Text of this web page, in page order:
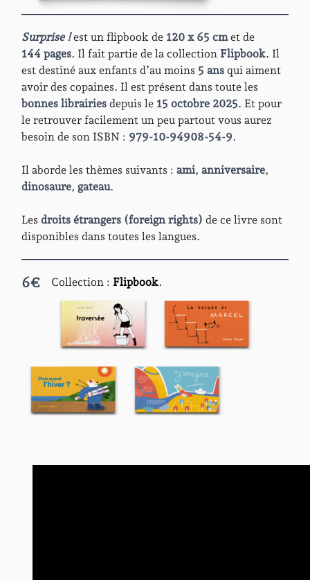
Surprise !est un flipbook de 120 x 65 cmet de
144 pages. Il fait partie de la collection Flipbook. Il
est destiné aux enfants d’au moins 5 ans qui aiment
avoir des copaines. Il est présent dans toute les
bonnes librairies depuis le 15 octobre 2025. Et pour
le retrouver facilement un peu partout vous aurez
besoin de son ISBN : 979-10-94908-54-9.
Il aborde les thèmes suivants : ami, anniversaire,
dinosaure, gateau.
Les droits étrangers (foreign rights) de ce livre sont
disponibles dans toutes les langues.
6€ Collection : Flipbook.